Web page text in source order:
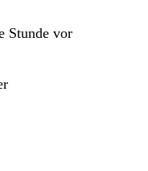
Stunde vor